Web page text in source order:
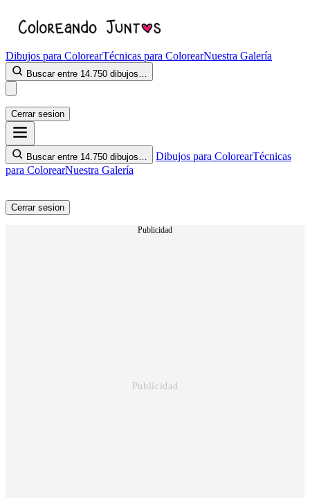
Dibujos para ColorearTécnicas para ColorearNuestra Galería
Buscar entre 14.750 dibujos…
Cerrar sesion
Buscar entre 14.750 dibujos… Dibujos para ColorearTécnicas
para ColorearNuestra Galería
Cerrar sesion
Publicidad